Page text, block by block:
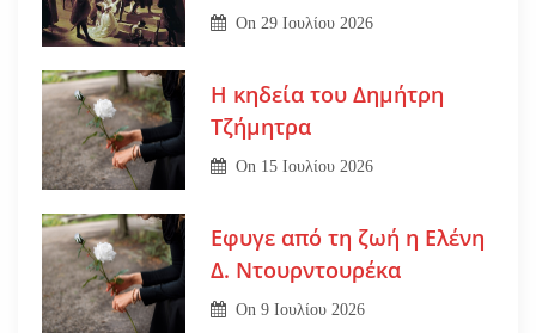
On29 Ιουλίου 2026
Η κηδεία του Δημήτρη
Τζήμητρα
On 15 Ιουλίου 2026
Εφυγε από τη ζωή η Ελένη
Δ. Ντουρντουρέκα
On9 Ιουλίου 2026